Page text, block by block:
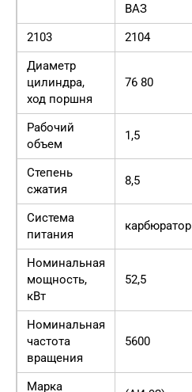
ВАЗ
2103
2104
Диаметр
цилиндра,
ход поршня
76 80
Рабочий
объем
1,5
Степень
сжатия
8,5
Система
питания
карбюратор
Номинальная
мощность,
кВт
52,5
Номинальная
частота
вращения
5600
Марка